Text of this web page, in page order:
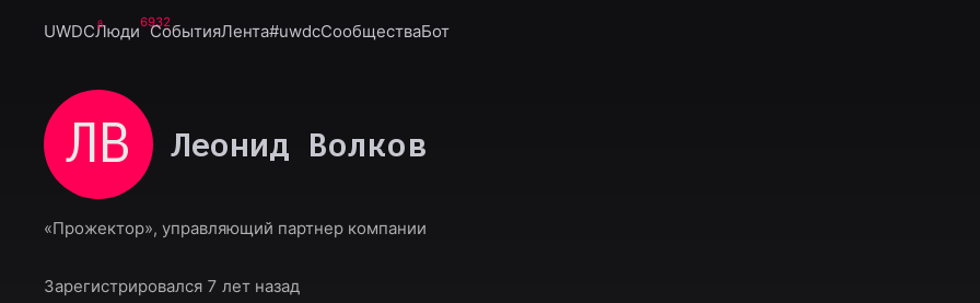
UWDCЛюди6932
СобытияЛента#uwdcСообществаБот
ЛВ Леонид Волков
«Прожектор», управляющий партнер компании
Зарегистрировался 7 лет назад